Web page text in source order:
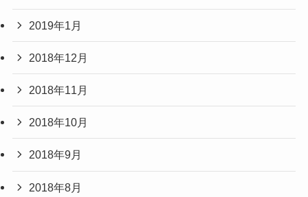
2019年1月
2018年12月
2018年11月
2018年10月
2018年9月
2018年8月